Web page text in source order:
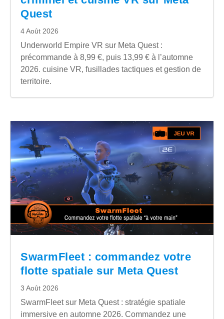
Quest
4 Août 2026
Underworld Empire VR sur Meta Quest :
précommande à 8,99 €, puis 13,99 € à l’automne
2026. cuisine VR, fusillades tactiques et gestion de
territoire.
SwarmFleet : commandez votre
flotte spatiale sur Meta Quest
3 Août 2026
SwarmFleet sur Meta Quest : stratégie spatiale
immersive en automne 2026. Commandez une